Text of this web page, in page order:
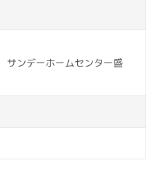
ンデーホームセンター盛